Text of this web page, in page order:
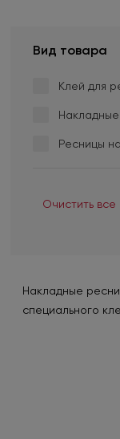
Вид товара
Клей для
Ресницы
Очистить все
Накладные
специального